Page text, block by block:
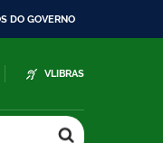
DO GOVERNO
VLIBRAS